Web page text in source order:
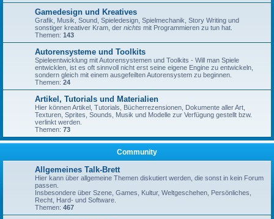
Gamedesign und Kreatives
Grafik, Musik, Sound, Spieledesign, Spielmechanik, Story Writing und
sonstiger kreativer Kram, der nichts mit Programmieren zu tun hat.
Themen: 143
Autorensysteme und Toolkits
Spieleentwicklung mit Autorensystemen und Toolkits - Will man Spiele
entwicklen, ist es oft sinnvoll nicht erst seine eigene Engine zu entwickeln,
sondern gleich mit einem ausgefeilten Autorensystem zu beginnen.
Themen: 24
Artikel, Tutorials und Materialien
Hier können Artikel, Tutorials, Bücherrezensionen, Dokumente aller Art,
Texturen, Sprites, Sounds, Musik und Modelle zur Verfügung gestellt bzw.
verlinkt werden.
Themen: 73
Community
Allgemeines Talk-Brett
Hier kann über allgemeine Themen diskutiert werden, die sonst in kein Forum
passen.
Insbesondere über Szene, Games, Kultur, Weltgeschehen, Persönliches,
Recht, Hard- und Software.
Themen: 467